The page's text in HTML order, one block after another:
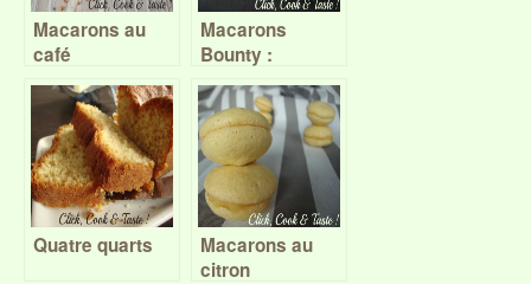
Macarons au
café
Macarons
Bounty :
chocolat au lait
et noix de coco
– Battle food
#19
Quatre quarts
Macarons au
citron